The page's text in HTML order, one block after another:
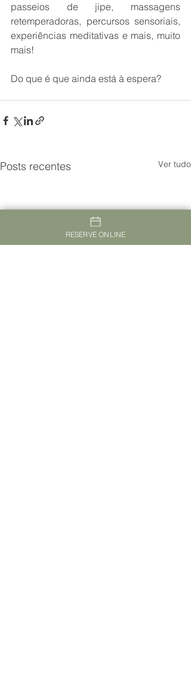
passeios de jipe, massagens
retemperadoras, percursos sensoriais,
experiências meditativas e mais, muito
mais!
Do que é que ainda está à espera?
Posts recentes Ver tudo
RESERVE ONLINE